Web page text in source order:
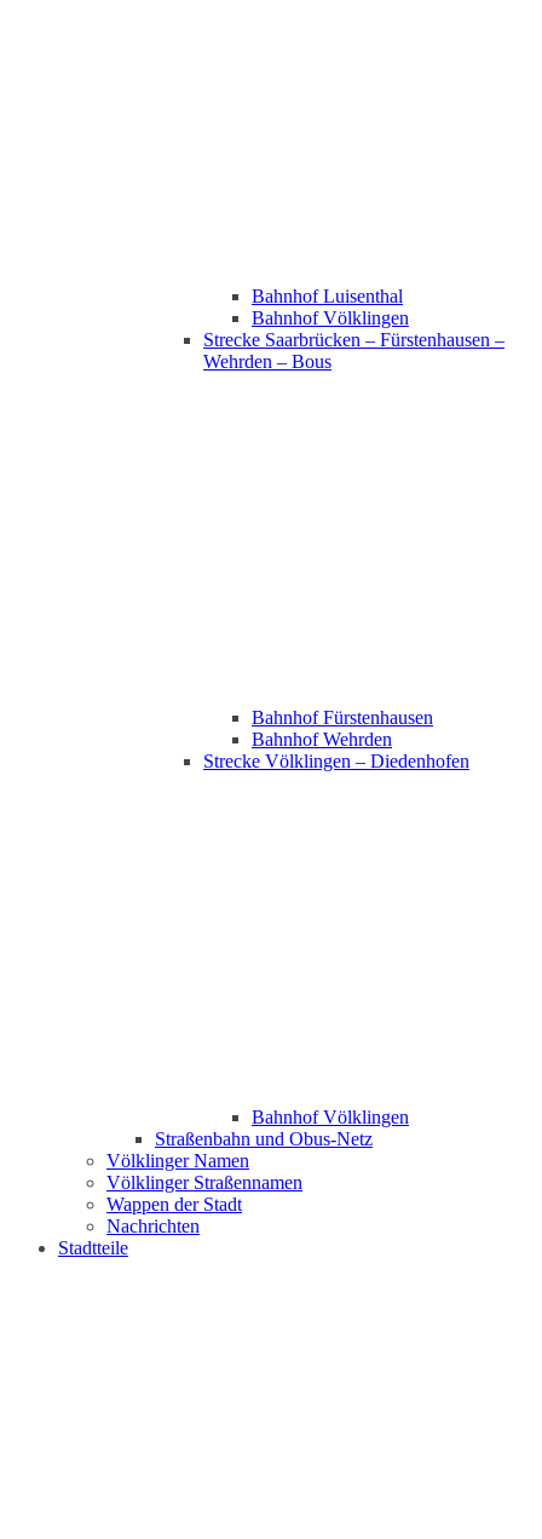
Bahnhof Luisenthal
Bahnhof Völklingen
Strecke Saarbrücken – Fürstenhausen –
Wehrden – Bous
Bahnhof Fürstenhausen
Bahnhof Wehrden
Strecke Völklingen – Diedenhofen
Bahnhof Völklingen
Straßenbahn und Obus-Netz
Völklinger Namen
Völklinger Straßennamen
Wappen der Stadt
Nachrichten
Stadtteile